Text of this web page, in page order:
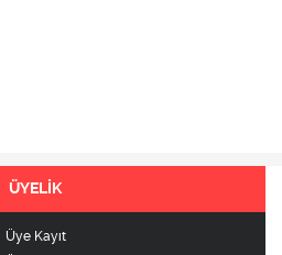
ÜYELİK
Üye Kayıt